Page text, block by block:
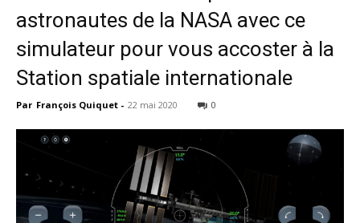
astronautes de la NASA avec ce
simulateur pour vous accoster à la
Station spatiale internationale
Par François Quiquet - 22 mai 2020 0